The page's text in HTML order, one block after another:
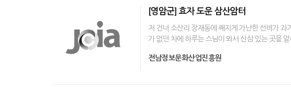
[영암군] 효자 도운 삼산암터
저 건너 소산리 장재동에 째지게 가난한 선비가
가 없던 차에 하루는 스님이 와서 산삼 있는 곳을
전남정보문화산업진흥원